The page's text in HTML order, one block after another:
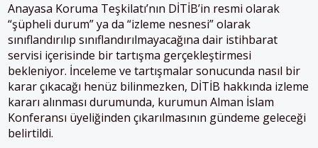
Anayasa Koruma Teşkilatı’nın DİTİB’in resmi olarak
“şüpheli durum” ya da “izleme nesnesi” olarak
sınıflandırılıp sınıflandırılmayacağına dair istihbarat
servisi içerisinde bir tartışma gerçekleştirmesi
bekleniyor. İnceleme ve tartışmalar sonucunda nasıl bir
karar çıkacağı henüz bilinmezken, DİTİB hakkında izleme
kararı alınması durumunda, kurumun Alman İslam
Konferansı üyeliğinden çıkarılmasının gündeme geleceği
belirtildi.